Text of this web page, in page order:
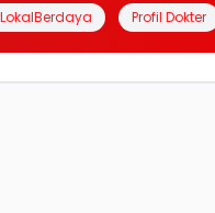
Profil Dokter